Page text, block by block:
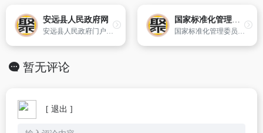
安远县人民政府网
安远县人民政府门户网站是安远县人民政府面向社会的统一平台,是宣传安远、展示安远对外开放形象的主要窗口,同时也是与公众联络、交流,接受公众监督的重要窗口。网站是由中共安远县委 安远县人民政府主办,安远县信息中心提供技术支持。
国家标准化管理委员会
国家标准化管理委员会是国务院授权的履行行政管理职能,统一管理全国标准化工作的主管机构。网站提供新的标准化新闻和相关的法律法规,及时公开有关标准化管理工作以及人事信息和计划公报,并提供网上办事服务和在线访谈。
暂无评论
[ 退出 ]